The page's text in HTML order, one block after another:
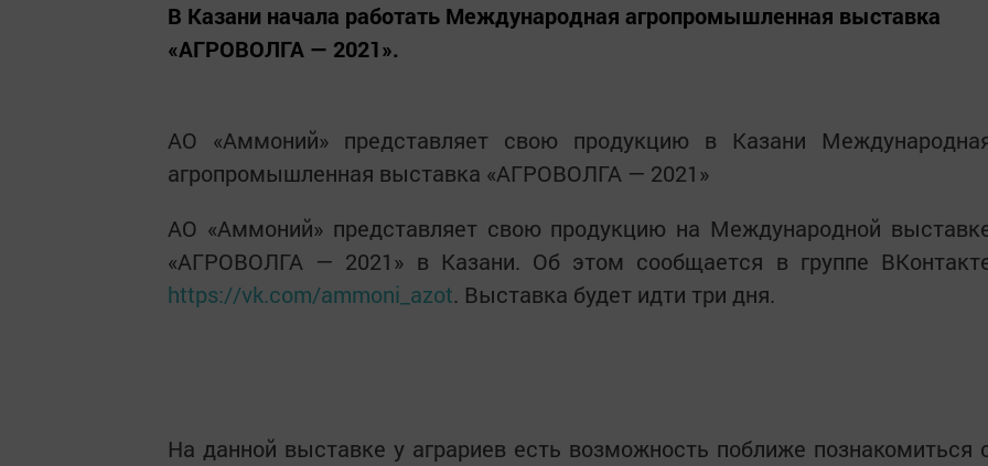
В Казани начала работать Международная агропромышленная выставка
«АГРОВОЛГА — 2021».
АО «Аммоний» представляет свою продукцию в Казани
агропромышленная выставка «АГРОВОЛГА — 2021»
АО «Аммоний» представляет свою продукцию на Международной
«АГРОВОЛГА — 2021» в Казани. Об этом сообщается в группе
https://vk.com/ammoni_azot. Выставка будет идти три дня.
На данной выставке у аграриев есть возможность поближе познакомиться